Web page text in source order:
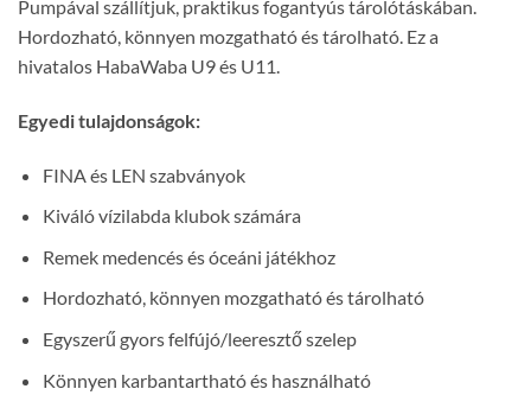
Pumpával szállítjuk, praktikus fogantyús tárolótáskában.
Hordozható, könnyen mozgatható és tárolható. Ez a
hivatalos HabaWaba U9 és U11.
Egyedi tulajdonságok:
FINA és LEN szabványok
Kiváló vízilabda klubok számára
Remek medencés és óceáni játékhoz
Hordozható, könnyen mozgatható és tárolható
Egyszerű gyors felfújó/leeresztő szelep
Könnyen karbantartható és használható